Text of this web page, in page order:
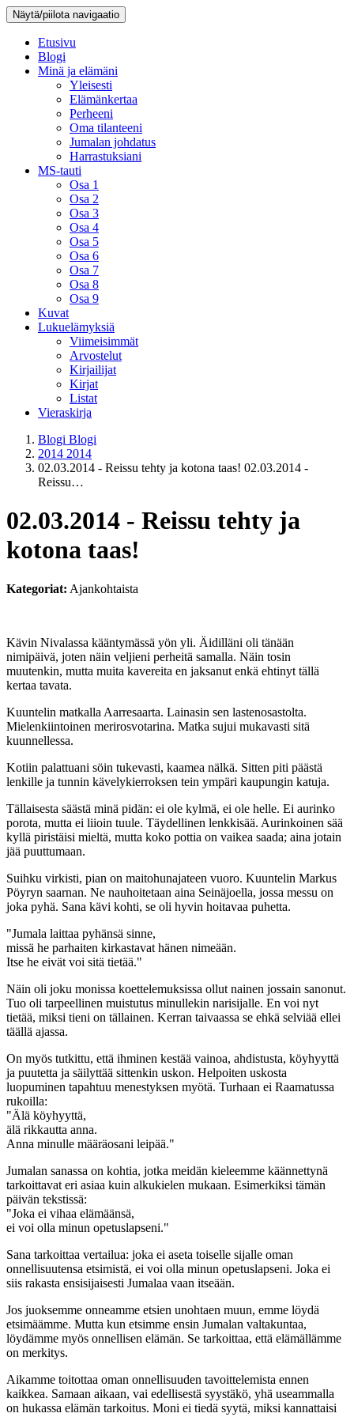
Näytä/piilota navigaatio
Etusivu
Blogi
Minä ja elämäni
Yleisesti
Elämänkertaa
Perheeni
Oma tilanteeni
Jumalan johdatus
Harrastuksiani
MS-tauti
Osa 1
Osa 2
Osa 3
Osa 4
Osa 5
Osa 6
Osa 7
Osa 8
Osa 9
Kuvat
Lukuelämyksiä
Viimeisimmät
Arvostelut
Kirjailijat
Kirjat
Listat
Vieraskirja
Blogi Blogi
2014 2014
02.03.2014 - Reissu tehty ja kotona taas! 02.03.2014 -
Reissu…
02.03.2014 - Reissu tehty ja
kotona taas!
Kategoriat: Ajankohtaista
Kävin Nivalassa kääntymässä yön yli. Äidilläni oli tänään
nimipäivä, joten näin veljieni perheitä samalla. Näin tosin
muutenkin, mutta muita kavereita en jaksanut enkä ehtinyt tällä
kertaa tavata.
Kuuntelin matkalla Aarresaarta. Lainasin sen lastenosastolta.
Mielenkiintoinen merirosvotarina. Matka sujui mukavasti sitä
kuunnellessa.
Kotiin palattuani söin tukevasti, kaamea nälkä. Sitten piti päästä
lenkille ja tunnin kävelykierroksen tein ympäri kaupungin katuja.
Tällaisesta säästä minä pidän: ei ole kylmä, ei ole helle. Ei aurinko
porota, mutta ei liioin tuule. Täydellinen lenkkisää. Aurinkoinen sää
kyllä piristäisi mieltä, mutta koko pottia on vaikea saada; aina jotain
jää puuttumaan.
Suihku virkisti, pian on maitohunajateen vuoro. Kuuntelin Markus
Pöyryn saarnan. Ne nauhoitetaan aina Seinäjoella, jossa messu on
joka pyhä. Sana kävi kohti, se oli hyvin hoitavaa puhetta.
"Jumala laittaa pyhänsä sinne,
missä he parhaiten kirkastavat hänen nimeään.
Itse he eivät voi sitä tietää."
Näin oli joku monissa koettelemuksissa ollut nainen jossain sanonut.
Tuo oli tarpeellinen muistutus minullekin narisijalle. En voi nyt
tietää, miksi tieni on tällainen. Kerran taivaassa se ehkä selviää ellei
täällä ajassa.
On myös tutkittu, että ihminen kestää vainoa, ahdistusta, köyhyyttä
ja puutetta ja säilyttää sittenkin uskon. Helpoiten uskosta
luopuminen tapahtuu menestyksen myötä. Turhaan ei Raamatussa
rukoilla:
"Älä köyhyyttä,
älä rikkautta anna.
Anna minulle määräosani leipää."
Jumalan sanassa on kohtia, jotka meidän kieleemme käännettynä
tarkoittavat eri asiaa kuin alkukielen mukaan. Esimerkiksi tämän
päivän tekstissä:
"Joka ei vihaa elämäänsä,
ei voi olla minun opetuslapseni."
Sana tarkoittaa vertailua: joka ei aseta toiselle sijalle oman
onnellisuutensa etsimistä, ei voi olla minun opetuslapseni. Joka ei
siis rakasta ensisijaisesti Jumalaa vaan itseään.
Jos juoksemme onneamme etsien unohtaen muun, emme löydä
etsimäämme. Mutta kun etsimme ensin Jumalan valtakuntaa,
löydämme myös onnellisen elämän. Se tarkoittaa, että elämällämme
on merkitys.
Aikamme toitottaa oman onnellisuuden tavoittelemista ennen
kaikkea. Samaan aikaan, vai edellisestä syystäkö, yhä useammalla
on hukassa elämän tarkoitus. Moni ei tiedä syytä, miksi kannattaisi